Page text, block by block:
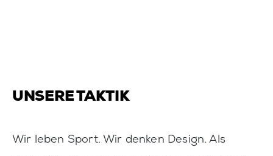
UNSERE TAKTIK
Wir leben Sport. Wir denken Design. Als